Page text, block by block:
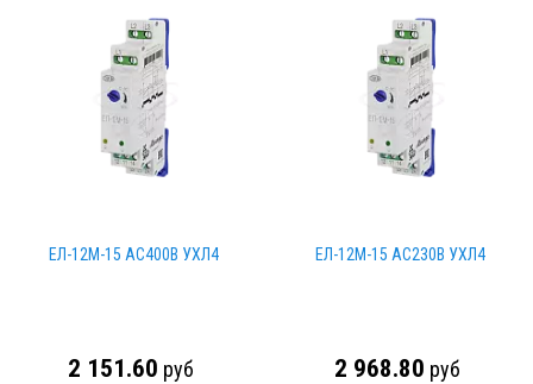
ЕЛ-12М-15 AC400В УХЛ4
2 151.60 руб
ЕЛ-12М-15 AC230В УХЛ4
2 968.80 руб